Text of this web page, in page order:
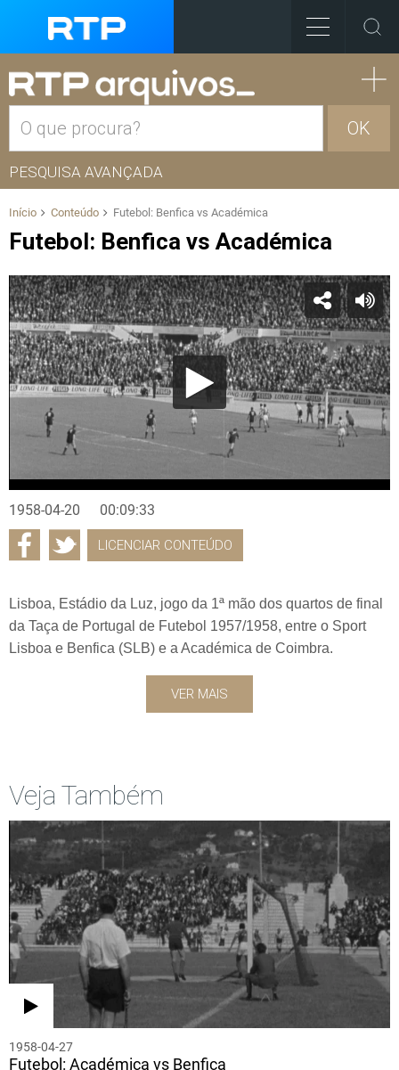
OK
PESQUISA AVANÇADA
Início Conteúdo Futebol: Benfica vs Académica
Futebol: Benfica vs Académica
1958-04-20 00:09:33
LICENCIAR CONTEÚDO
Lisboa, Estádio da Luz, jogo da 1ª mão dos quartos de final
da Taça de Portugal de Futebol 1957/1958, entre o Sport
Lisboa e Benfica (SLB) e a Académica de Coimbra.
VER MAIS
Veja Também
1958-04-27
Futebol: Académica vs Benfica